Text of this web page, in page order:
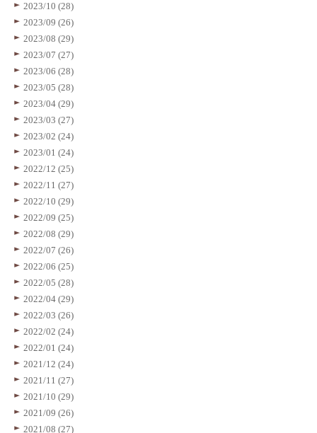
2023/10 (28)
2023/09 (26)
2023/08 (29)
2023/07 (27)
2023/06 (28)
2023/05 (28)
2023/04 (29)
2023/03 (27)
2023/02 (24)
2023/01 (24)
2022/12 (25)
2022/11 (27)
2022/10 (29)
2022/09 (25)
2022/08 (29)
2022/07 (26)
2022/06 (25)
2022/05 (28)
2022/04 (29)
2022/03 (26)
2022/02 (24)
2022/01 (24)
2021/12 (24)
2021/11 (27)
2021/10 (29)
2021/09 (26)
2021/08 (27)